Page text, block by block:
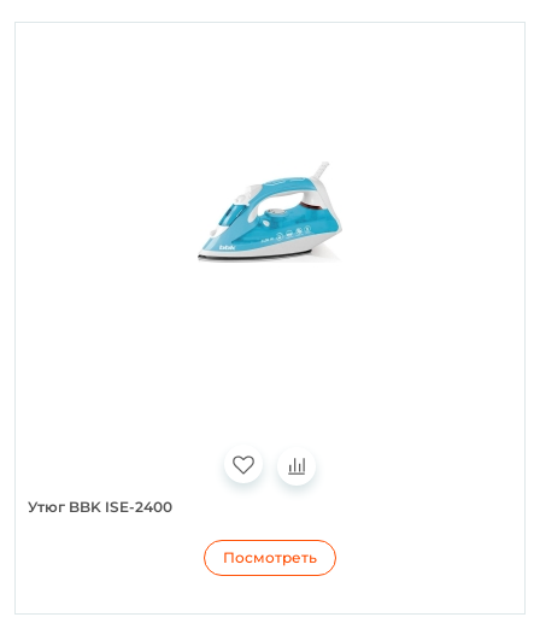
Утюг BBK ISE-2400
Посмотреть